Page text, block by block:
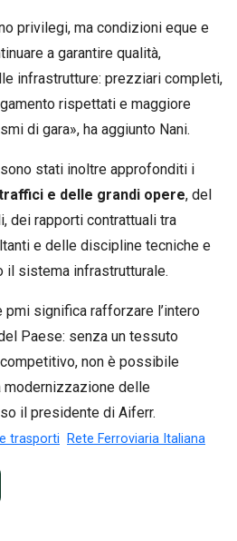
privilegi, ma condizioni eque e
a garantire qualità,
infrastrutture: prezziari completi,
rispettati e maggiore
di gara», ha aggiunto Nani.
stati inoltre approfonditi i
e delle grandi opere, del
dei rapporti contrattuali tra
e delle discipline tecniche e
il sistema infrastrutturale.
significa rafforzare l’intero
Paese: senza un tessuto
non è possibile
modernizzazione delle
il presidente di Aiferr.
trasporti Rete Ferroviaria Italiana